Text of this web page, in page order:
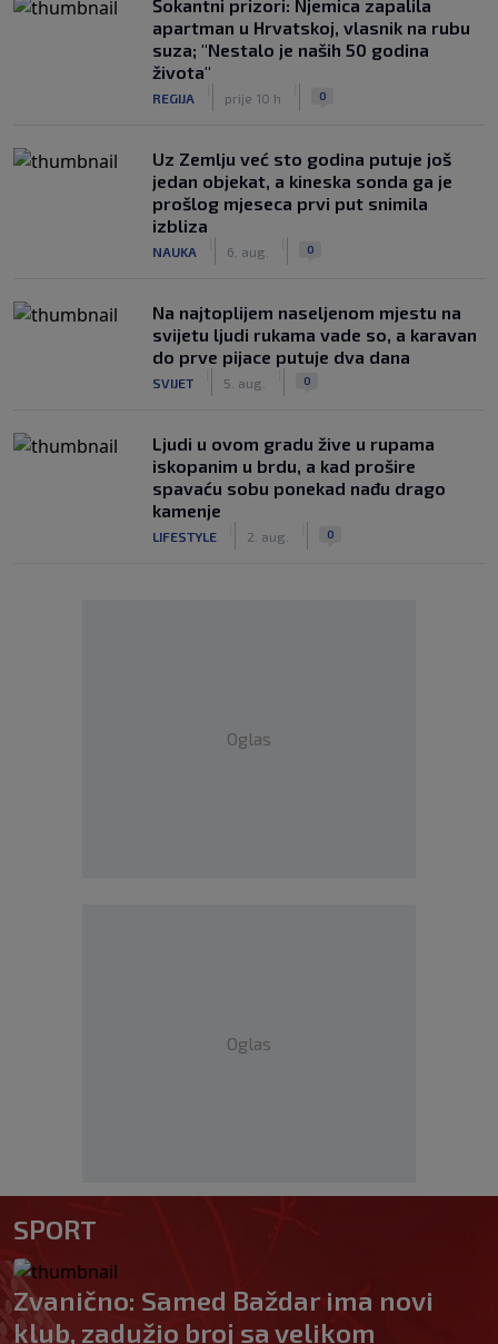
Šokantni prizori: Njemica zapalila
apartman u Hrvatskoj, vlasnik na rubu
suza; "Nestalo je naših 50 godina
života"
REGIJA prije 10 h 0
Uz Zemlju već sto godina putuje još
jedan objekat, a kineska sonda ga je
prošlog mjeseca prvi put snimila
izbliza
NAUKA 6. aug. 0
Na najtoplijem naseljenom mjestu na
svijetu ljudi rukama vade so, a karavan
do prve pijace putuje dva dana
SVIJET 5. aug. 0
Ljudi u ovom gradu žive u rupama
iskopanim u brdu, a kad prošire
spavaću sobu ponekad nađu drago
kamenje
LIFESTYLE 2. aug. 0
Oglas
Oglas
SPORT
Zvanično: Samed Baždar ima novi
klub, zadužio broj sa velikom